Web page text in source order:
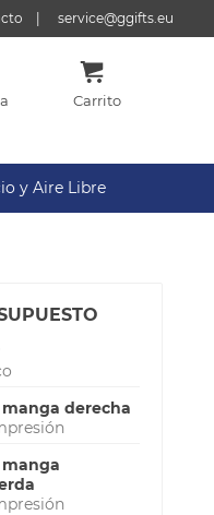
service@ggifts.eu
Carrito
y Aire Libre
manga derecha
manga